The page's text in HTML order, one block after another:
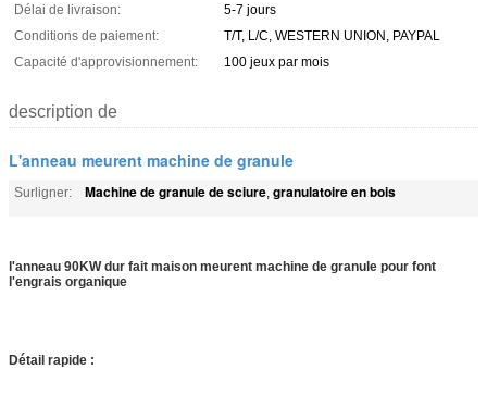
Délai de livraison:
5-7 jours
Conditions de paiement:
T/T, L/C, WESTERN UNION, PAYPAL
Capacité d'approvisionnement:
100 jeux par mois
description de
L'anneau meurent machine de granule
Surligner: Machine de granule de sciure, granulatoire en bois
l'anneau 90KW dur fait maison meurent machine de granule pour font
l'engrais organique
Détail rapide :